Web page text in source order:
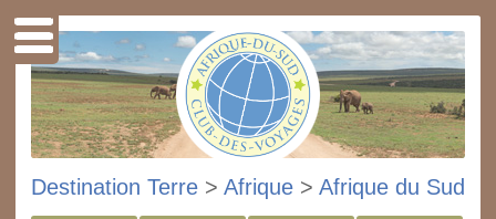
Destination Terre > Afrique > Afrique du Sud